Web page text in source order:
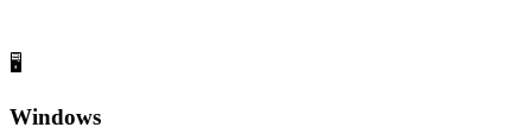
🖥️
Windows